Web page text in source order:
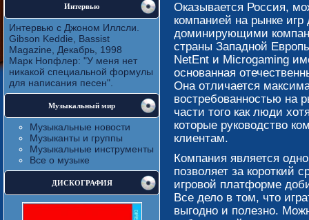
Интервью
Интервью с Джоном Иллсли.
Gibson Keddie, Bassist
Magazine, Декабрь, 1998
Марк Нопфлер: "У меня нет
никакой специальной формулы
для написания песен".
Музыкальный мир
Музыкальные новости
Музыканты и группы
Музыкальные инструменты
Все о музыке
ДИСКОГРАФИЯ
Оказывается Россия,
компанией на рынке
доминирующими
страны Западной
NetEnt и Microgaming
основанная
Она отличается
востребованностью на
части того как люди
которые руководство
клиентам.
Компания является
позволяет за короткий
игровой платформе
Все дело в том, что
выгодно и полезно.